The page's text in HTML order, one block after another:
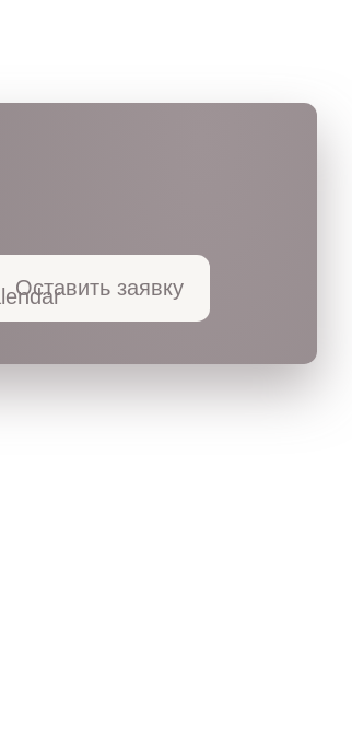
Оставить заявку